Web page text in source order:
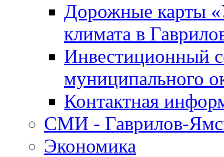
Дорожные карты
климата в
Инвестиционный
муниципального
Контактная
СМИ - Гаврилов-
Экономика